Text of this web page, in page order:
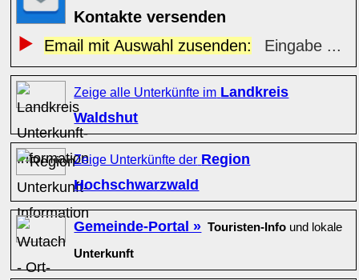
Kontakte versenden
Email mit Auswahl zusenden:
Eingabe ...
Zeige alle Unterkünfte im Landkreis
Waldshut
Zeige Unterkünfte der Region
Hochschwarzwald
Gemeinde-Portal » Touristen-Info und lokale
Unterkunft